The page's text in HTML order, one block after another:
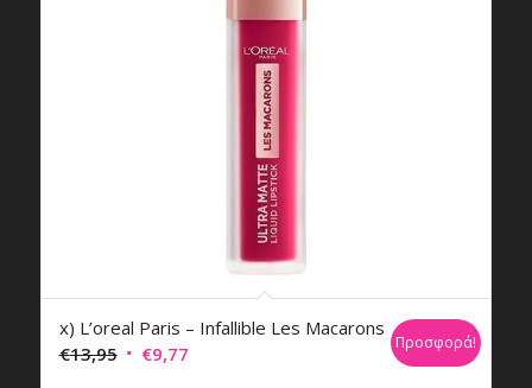
x) L’oreal Paris – Infallible Les Macarons
€13,95 Original
€9,77Η
Προσφορά!